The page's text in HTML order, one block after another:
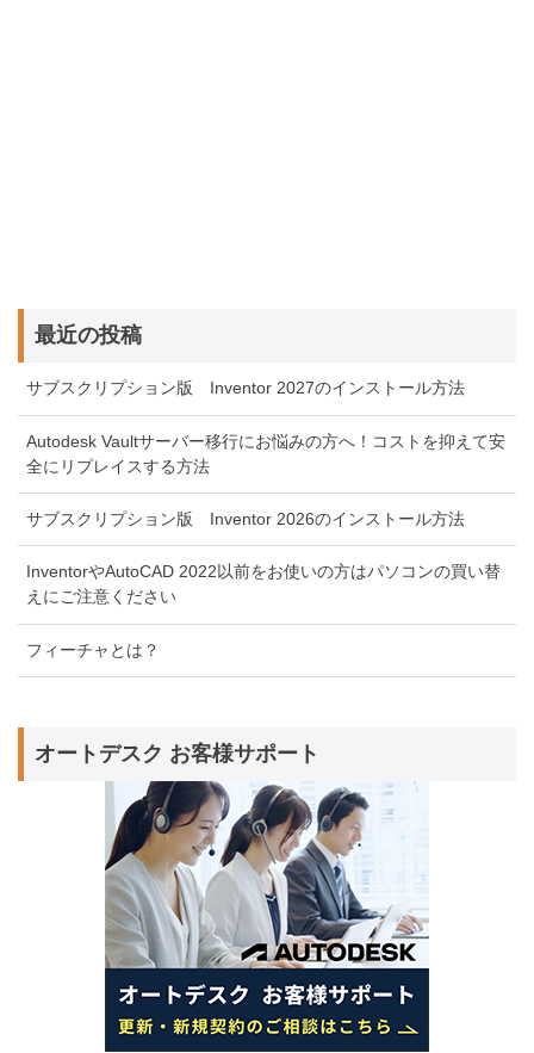
最近の投稿
サブスクリプション版 Inventor 2027のインストール方法
Autodesk Vaultサーバー移行にお悩みの方へ！コストを抑えて安
全にリプレイスする方法
サブスクリプション版 Inventor 2026のインストール方法
InventorやAutoCAD 2022以前をお使いの方はパソコンの買い替
えにご注意ください
フィーチャとは？
オートデスク お客様サポート